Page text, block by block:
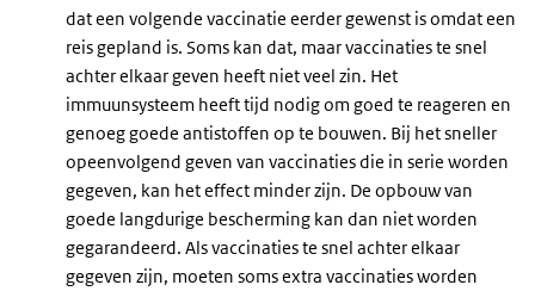
dat een volgende vaccinatie eerder gewenst is omdat een
reis gepland is. Soms kan dat, maar vaccinaties te snel
achter elkaar geven heeft niet veel zin. Het
immuunsysteem heeft tijd nodig om goed te reageren en
genoeg goede antistoffen op te bouwen. Bij het sneller
opeenvolgend geven van vaccinaties die in serie worden
gegeven, kan het effect minder zijn. De opbouw van
goede langdurige bescherming kan dan niet worden
gegarandeerd. Als vaccinaties te snel achter elkaar
gegeven zijn, moeten soms extra vaccinaties worden